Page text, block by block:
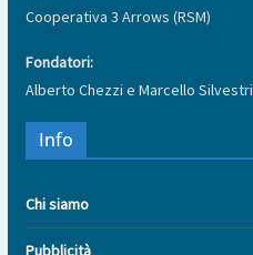
Cooperativa 3 Arrows (RSM)
Fondatori:
Alberto Chezzi e Marcello Silvestri
Info
Chi siamo
Pubblicità